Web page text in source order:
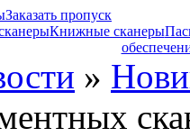
Заказать пропуск
Книжные сканеры
»